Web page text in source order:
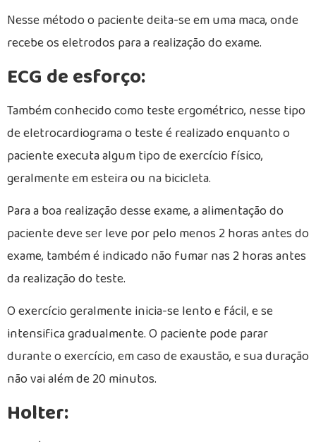
Nesse método o paciente deita-se em uma maca, onde
recebe os eletrodos para a realização do exame.
ECG de esforço:
Também conhecido como teste ergométrico, nesse tipo
de eletrocardiograma o teste é realizado enquanto o
paciente executa algum tipo de exercício físico,
geralmente em esteira ou na bicicleta.
Para a boa realização desse exame, a alimentação do
paciente deve ser leve por pelo menos 2 horas antes do
exame, também é indicado não fumar nas 2 horas antes
da realização do teste.
O exercício geralmente inicia-se lento e fácil, e se
intensifica gradualmente. O paciente pode parar
durante o exercício, em caso de exaustão, e sua duração
não vai além de 20 minutos.
Holter: